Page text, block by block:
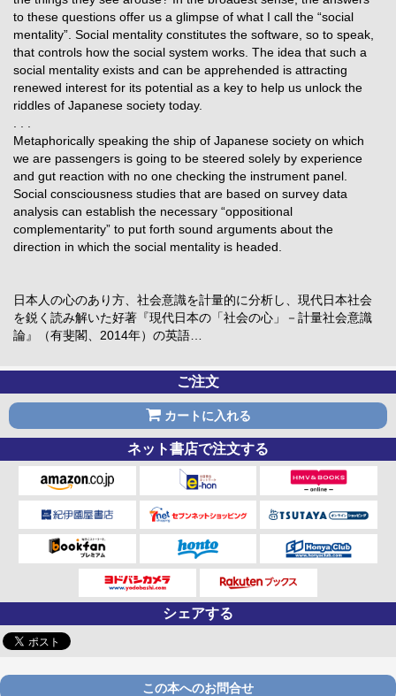
to these questions offer us a glimpse of what I call the “social
mentality”. Social mentality constitutes the software, so to speak,
that controls how the social system works. The idea that such a
social mentality exists and can be apprehended is attracting
renewed interest for its potential as a key to help us unlock the
riddles of Japanese society today.
. . .
Metaphorically speaking the ship of Japanese society on which
we are passengers is going to be steered solely by experience
and gut reaction with no one checking the instrument panel.
Social consciousness studies that are based on survey data
analysis can establish the necessary “oppositional
complementarity” to put forth sound arguments about the
direction in which the social mentality is headed.
日本人の心のあり方、社会意識を計量的に分析し、現代日本社会
を鋭く読み解いた好著『現代日本の「社会の心」－計量社会意識
論』（有斐閣、2014年）の英語…
ご注文
カートに入れる
ネット書店で注文する
シェアする
この本へのお問合せ